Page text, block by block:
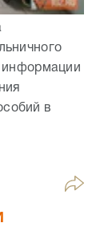
информации
в